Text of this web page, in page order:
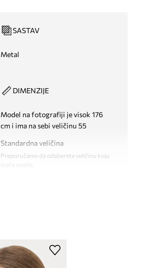
SASTAV
Metal
DIMENZIJE
Model na fotografiji je visok 176
cm i ima na sebi veličinu 55
Standardna veličina
Preporučamo da odaberete veličinu koju
Polaritet